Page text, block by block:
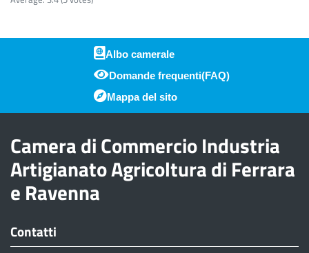
Piè di pagina
Albo camerale
Domande frequenti(FAQ)
Mappa del sito
Camera di Commercio Industria
Artigianato Agricoltura di Ferrara
e Ravenna
Contatti